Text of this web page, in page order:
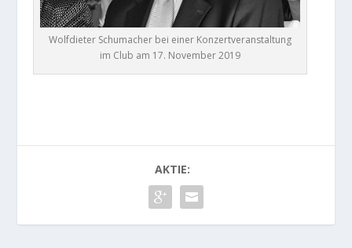
Wolfdieter Schumacher bei einer Konzertveranstaltung
im Club am 17. November 2019
AKTIE: